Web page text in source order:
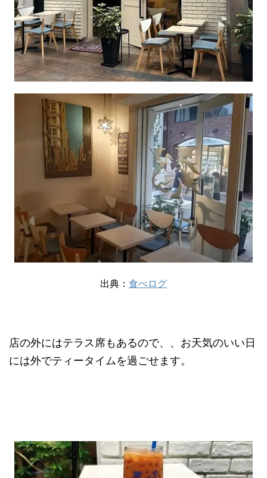
出典： 食べログ
店の外にはテラス席もあるので、、お天気のいい日
には外でティータイムを過ごせます。